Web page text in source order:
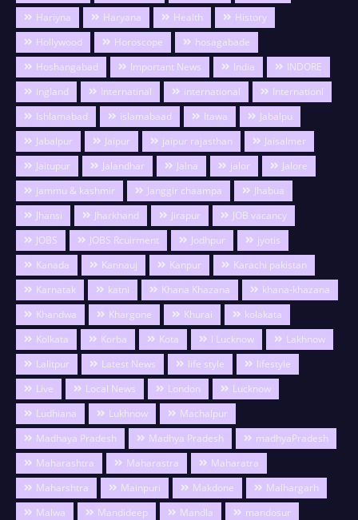
Hariyna
Haryana Health
History
Hollywood
Horoscope
hosagabade
Hoshangabad
Important News India
INDORE
ingland
Internatinal international
Internationl
Ishlamabad
islamabaad Itawa
Jabalpu
Jabalpur
Jaipur jaipur rajasthan
Jaisalmer
Jaitupur
Jalandhar Jalna jalor
Jalore
jammu & kashmir
Janggir chaampa
Jhabua
Jhansi
Jharkhand Jirapur
JOB vacancy
JOBS
JOBS Rcuirment Jodhpur
jyotis
Kanada
Kannauj Kanpur
Karachi pakistan
Karnatak
katni Khana Khazana
khana-khazana
Khandwa
Khargone Khurai
kolakata
Kolkata
Korba Kota l Lucknow
Lakhnow
Lalitpur
Latest News life style
lifestyle
Live
Local News London
Lucknow
Ludhiana
Lukhnow
Machalpur
Madhaya Pradesh
Madhya Pradesh
madhyaPradesh
Maharashtra
Maharastra
Maharatra
Maharshtra
Mainpuri Makdone
Malhargarh
Malwa
Mandideep Mandla
mandosur